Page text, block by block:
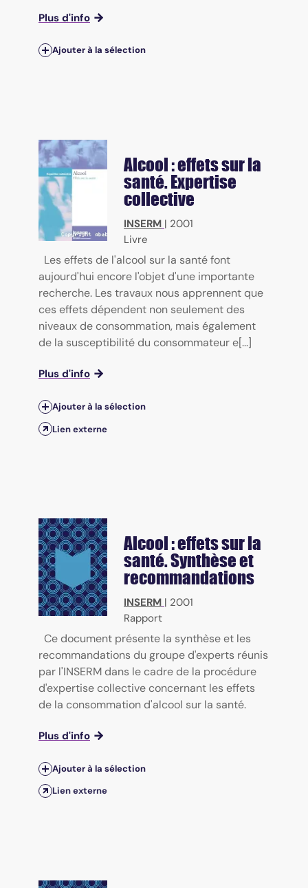
Plus d'info
Ajouter à la sélection
Alcool : effets sur la
santé. Expertise
collective
INSERM | 2001
Livre
Les effets de l'alcool sur la santé font
aujourd'hui encore l'objet d'une importante
recherche. Les travaux nous apprennent que
ces effets dépendent non seulement des
niveaux de consommation, mais également
de la susceptibilité du consommateur e[...]
Plus d'info
Ajouter à la sélection
Lien externe
Alcool : effets sur la
santé. Synthèse et
recommandations
INSERM | 2001
Rapport
Ce document présente la synthèse et les
recommandations du groupe d'experts réunis
par l'INSERM dans le cadre de la procédure
d'expertise collective concernant les effets
de la consommation d'alcool sur la santé.
Plus d'info
Ajouter à la sélection
Lien externe